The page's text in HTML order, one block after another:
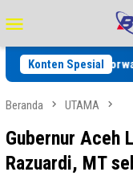
ke
kontenMobile
Konten Spesial
Porwanas dan HPN
Beranda UTAMA
Gubernur Aceh
Razuardi, MT